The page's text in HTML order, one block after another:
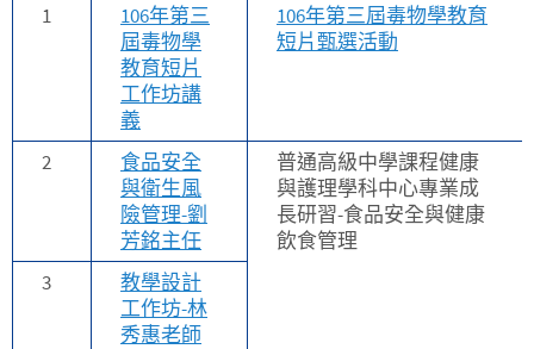
1
106年第三
屆毒物學
教育短片
工作坊講
義
106年第三屆毒物學教育
短片甄選活動
2
食品安全
與衛生風
險管理-劉
芳銘主任
普通高級中學課程健康
與護理學科中心專業成
長研習-食品安全與健康
飲食管理
3
教學設計
工作坊-林
秀惠老師